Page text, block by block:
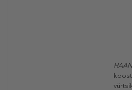
HAAN